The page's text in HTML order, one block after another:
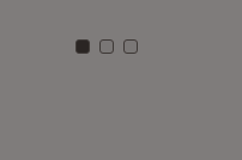
Zu Kachel: 0
Zu Kachel: 1
Zu Kachel: 2